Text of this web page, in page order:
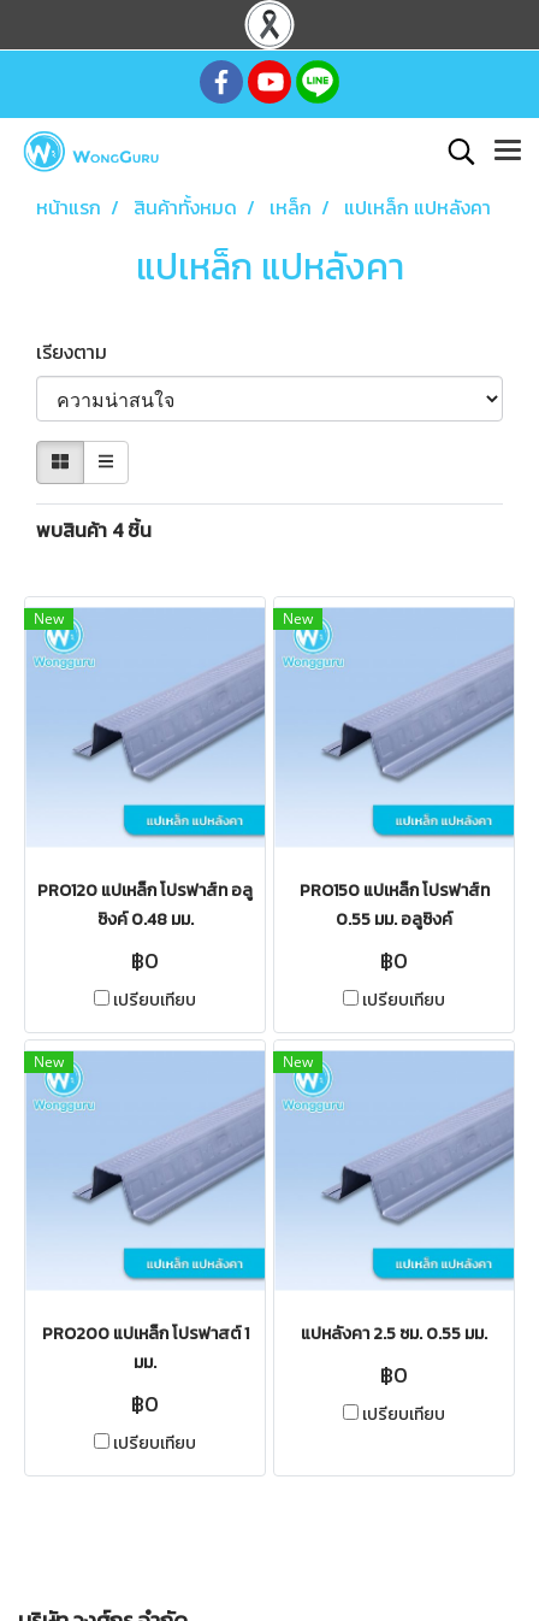
หน้าแรก สินค้าทั้งหมด เหล็ก แปเหล็ก แปหลังคา
แปเหล็ก แปหลังคา
เรียงตาม
พบสินค้า 4 ชิ้น
New
PRO120 แปเหล็ก โปรฟาส์ท อลู
ซิงค์ 0.48 มม.
฿0
เปรียบเทียบ
New
PRO150 แปเหล็ก โปรฟาส์ท
0.55 มม. อลูซิงค์
฿0
เปรียบเทียบ
New
PRO200 แปเหล็ก โปรฟาสต์ 1
มม.
฿0
เปรียบเทียบ
New
แปหลังคา 2.5 ซม. 0.55 มม.
฿0
เปรียบเทียบ